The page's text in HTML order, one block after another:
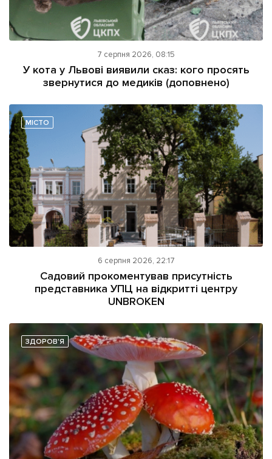
7 серпня 2026, 08:15
У кота у Львові виявили сказ: кого просять
звернутися до медиків (доповнено)
МІСТО
6 серпня 2026, 22:17
Садовий прокоментував присутність
представника УПЦ на відкритті центру
UNBROKEN
ЗДОРОВ'Я